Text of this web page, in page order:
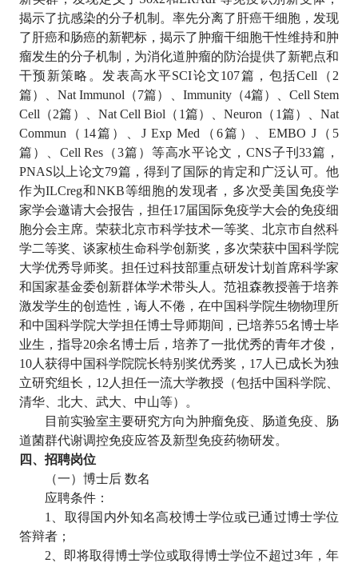
揭示了抗感染的分子机制。率先分离了肝癌干细胞，发现
了肝癌和肠癌的新靶标，揭示了肿瘤干细胞干性维持和肿
瘤发生的分子机制，为消化道肿瘤的防治提供了新靶点和
干预新策略。发表高水平SCI论文107篇，包括Cell （ 2
篇）、Nat Immunol （7篇）、 Immunity（4篇）、Cell Stem
Cell （2篇）、 Nat Cell Biol （ 1篇）、Neuron （ 1篇）、Nat
Commun （ 14篇）、 J Exp Med （ 6篇）、EMBO J（ 5
篇）、 Cell Res （3篇）等高水平论文， CNS子刊33篇，
PNAS 以上论文79篇，得到了国际的肯定和广泛认可。他
作为ILCreg和NKB等细胞的发现者，多次受美国免疫学
家学会邀请大会报告，担任17届国际免疫学大会的免疫细
胞分会主席。荣获北京市科学技术一等奖、北京市自然科
学二等奖、谈家桢生命科学创新奖，多次荣获中国科学院
大学优秀导师奖。担任过科技部重点研发计划首席科学家
和国家基金委创新群体学术带头人。范祖森教授善于培养
激发学生的创造性，诲人不倦，在中国科学院生物物理所
和中国科学院大学担任博士导师期间，已培养55名博士毕
业生，指导20余名博士后，培养了一批优秀的青年才俊，
10人获得中国科学院院长特别奖优秀奖， 17人已成长为独
立研究组长， 12 人担任一流大学教授（包括中国科学院、
清华、北大、武大、中山等）。
目前实验室主要研究方向为肿瘤免疫、肠道免疫、肠
道菌群代谢调控免疫应答及新型免疫药物研发。
四、招聘岗位
（一）博士后 数名
应聘条件：
1
、取得国内外知名高校博士学位或已通过博士学位
答辩者；
2 、即将取得博士学位或取得博士学位不超过3年，年